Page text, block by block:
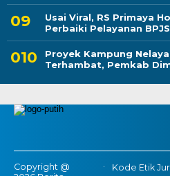
Usai Viral, RS Primaya
Perbaiki Pelayanan
Proyek Kampung
Terhambat, Pemkab
Copyright @
Kode Etik